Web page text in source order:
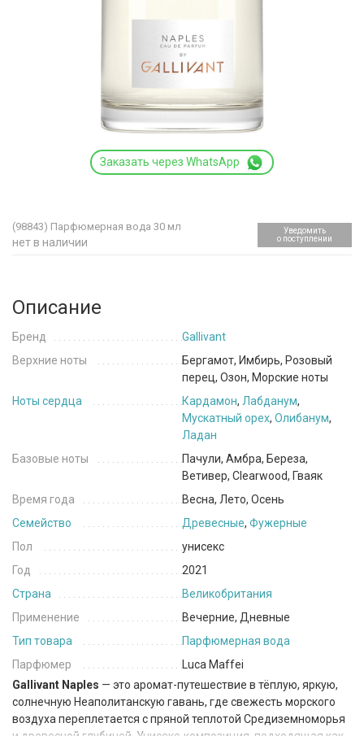
Заказать через WhatsApp
(98843) Парфюмерная вода 30 мл
нет в наличии
Уведомить
о поступлении
Описание
Бренд
Gallivant
Верхние ноты
Бергамот, Имбирь, Розовый
перец, Озон, Морские ноты
Ноты сердца
Кардамон, Лабданум,
Мускатный орех, Олибанум,
Ладан
Базовые ноты
Пачули, Амбра, Береза,
Ветивер, Clearwood, Гваяк
Время года
Весна, Лето, Осень
Семейство
Древесные, Фужерные
Пол
унисекс
Год
2021
Страна
Великобритания
Применение
Вечерние, Дневные
Тип товара
Парфюмерная вода
Парфюмер
Luca Maffei
Gallivant Naples — это аромат-путешествие в тёплую, яркую,
солнечную Неаполитанскую гавань, где свежесть морского
воздуха переплетается с пряной теплотой Средиземноморья